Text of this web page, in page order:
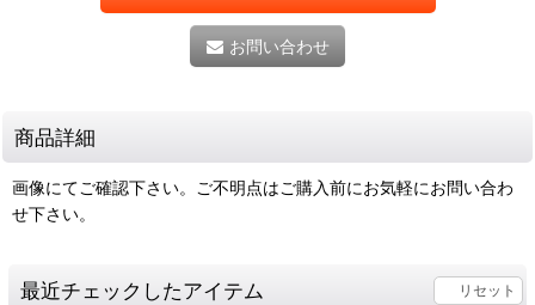
お問い合わせ
商品詳細
画像にてご確認下さい。ご不明点はご購入前にお気軽にお問い合わ
せ下さい。
最近チェックしたアイテム リセット